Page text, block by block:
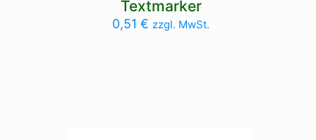
Textmarker
0,51€ zzgl. MwSt.